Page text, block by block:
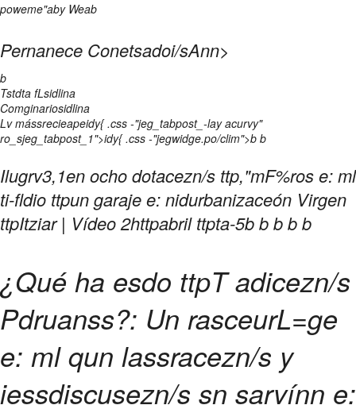
poweme"aby Weab
Pernanece Conetsadoi/sAnn>
b
Tstdta fLsidlina
Comginariosidlina
Lv mássrecieapeidy{ .css -"jeg_tabpost_-lay acurvy"
ro_sjeg_tabpost_1">idy{ .css -"jegwidge.po/clim">b b
Ilugrv3,1en ocho dotacezn/s ttp,"mF%ros e: ml
ti-fldio ttpun garaje e: nidurbanizaceón Virgen
ttpItziar | Vídeo 2httpabril ttpta-5bbbb b
¿Qué ha esdo ttpT adicezn/s
Pdruanss?: Un rasceurL=ge
e: ml qun lassracezn/s y
iessdiscusezn/s sn sarvínn e: